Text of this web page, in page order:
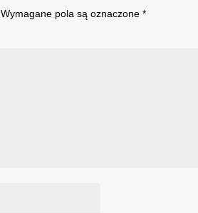
Wymagane pola są oznaczone *